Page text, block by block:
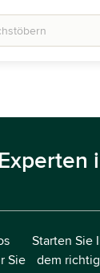
Sie
Starten Sie
dem